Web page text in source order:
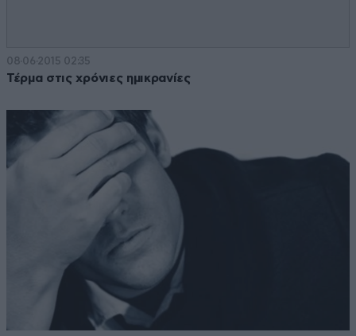
08·06·2015 02:35
Τέρμα στις χρόνιες ημικρανίες